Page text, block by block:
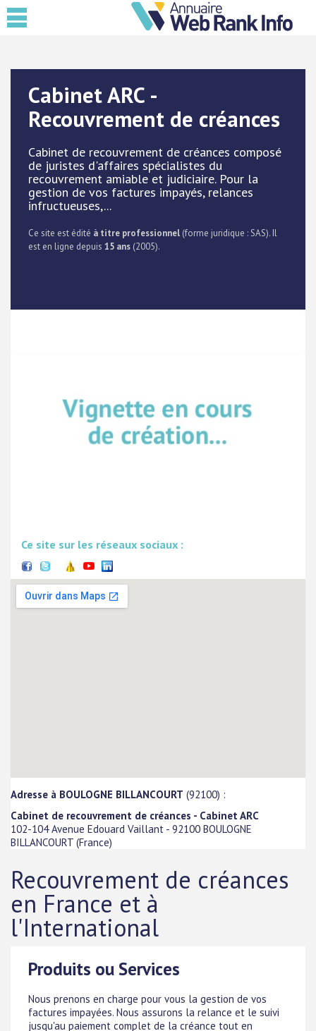
Cabinet ARC -
Recouvrement de créances
Cabinet de recouvrement de créances composé
de juristes d'affaires spécialistes du
recouvrement amiable et judiciaire. Pour la
gestion de vos factures impayés, relances
infructueuses,...
Ce site est édité à titre professionnel (forme juridique : SAS). Il
est en ligne depuis 15 ans (2005).
Ce site sur les réseaux sociaux :
Adresse à BOULOGNE BILLANCOURT (92100) :
Cabinet de recouvrement de créances - Cabinet ARC
102-104 Avenue Edouard Vaillant - 92100 BOULOGNE
BILLANCOURT (France)
Recouvrement de créances
en France et à
l'International
Produits ou Services
Nous prenons en charge pour vous la gestion de vos
factures impayées. Nous assurons la relance et le suivi
jusqu'au paiement complet de la créance tout en